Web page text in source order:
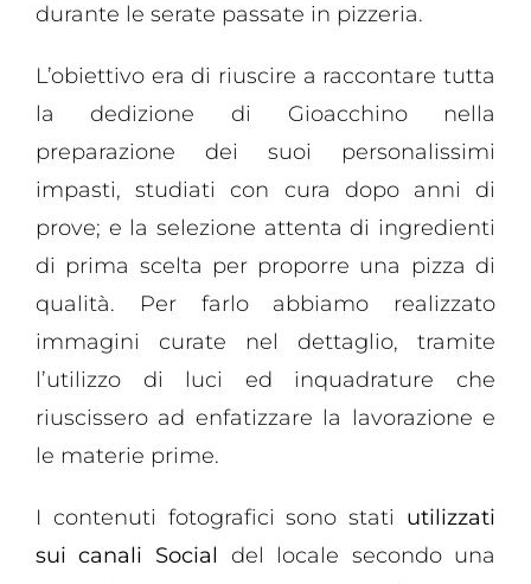
durante le serate passate in pizzeria.
L’obiettivo era di riuscire a raccontare tutta
la dedizione di Gioacchino nella
preparazione dei suoi personalissimi
impasti, studiati con cura dopo anni di
prove; e la selezione attenta di ingredienti
di prima scelta per proporre una pizza di
qualità. Per farlo abbiamo realizzato
immagini curate nel dettaglio, tramite
l’utilizzo di luci ed inquadrature che
riuscissero ad enfatizzare la lavorazione e
le materie prime.
I contenuti fotografici sono stati utilizzati
sui canali Social del locale secondo una